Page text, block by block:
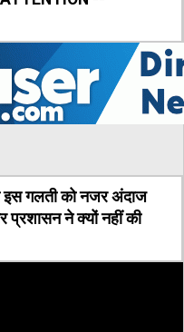
इस गलती को नजर अंदाज
ने क्यों नहीं की